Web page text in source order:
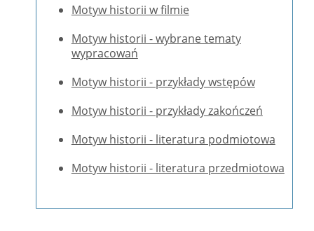
Motyw historii w filmie
Motyw historii - wybrane tematy
wypracowań
Motyw historii - przykłady wstępów
Motyw historii - przykłady zakończeń
Motyw historii - literatura podmiotowa
Motyw historii - literatura przedmiotowa